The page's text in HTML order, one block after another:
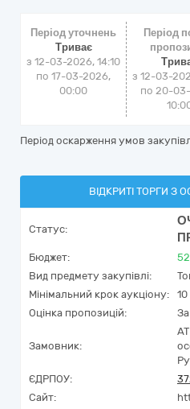
Період уточнень
Триває
з 12-03-2026, 14:10
по 17-03-2026,
00:00
Період
з 12-03-
по 20-
Період оскарження умов
ВІДКРИТІ ТОРГИ З
Статус:
Бюджет:
Вид предмету закупівлі:
Мінімальний крок аукціону:
Оцінка пропозицій:
Замовник:
ЄДРПОУ:
Сайт: